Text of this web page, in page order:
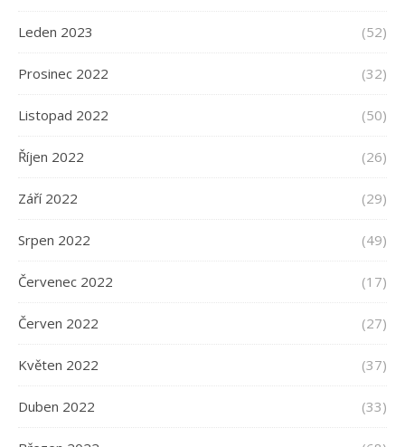
Leden 2023 (52)
Prosinec 2022 (32)
Listopad 2022 (50)
Říjen 2022 (26)
Září 2022 (29)
Srpen 2022 (49)
Červenec 2022 (17)
Červen 2022 (27)
Květen 2022 (37)
Duben 2022 (33)